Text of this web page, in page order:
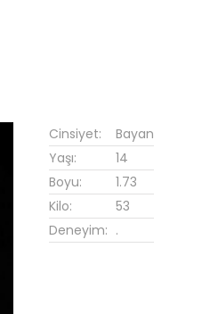
Cinsiyet:
Bayan
Yaşı:
14
Boyu:
1.73
Kilo:
53
Deneyim: .